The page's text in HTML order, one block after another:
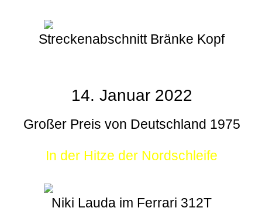
Streckenabschnitt Bränke Kopf
14. Januar 2022
Großer Preis von Deutschland 1975
In der Hitze der Nordschleife
Niki Lauda im Ferrari 312T